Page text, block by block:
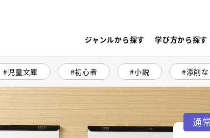
ジャンルから探す 学び方から探す
児童文庫 初心者 小説 添削
通